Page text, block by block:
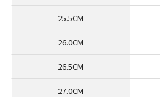
25.5CM
26.0CM
26.5CM
27.0CM